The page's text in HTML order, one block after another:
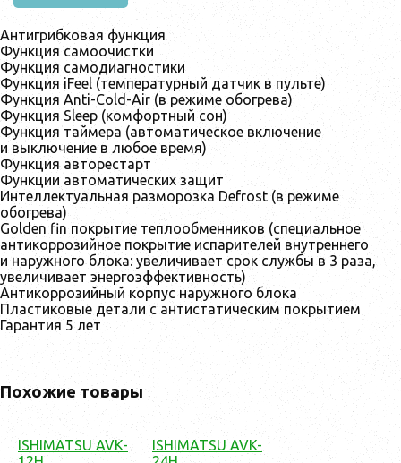
Антигрибковая функция
Функция самоочистки
Функция самодиагностики
Функция iFeel (температурный датчик в пульте)
Функция Anti-Cold-Air (в режиме обогрева)
Функция Sleep (комфортный сон)
Функция таймера (автоматическое включение
и выключение в любое время)
Функция авторестарт
Функции автоматических защит
Интеллектуальная разморозка Defrost (в режиме
обогрева)
Golden fin покрытие теплообменников (специальное
антикоррозийное покрытие испарителей внутреннего
и наружного блока: увеличивает срок службы в 3 раза,
увеличивает энергоэффективность)
Антикоррозийный корпус наружного блока
Пластиковые детали с антистатическим покрытием
Гарантия 5 лет
Похожие товары
ISHIMATSU AVK-
ISHIMATSU AVK-